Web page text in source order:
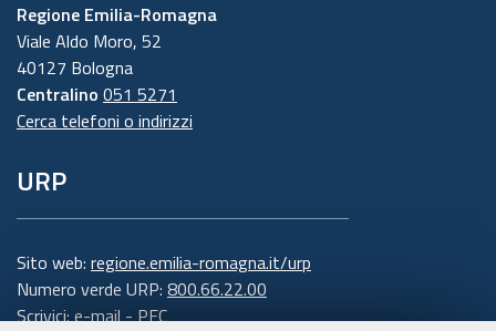
Regione Emilia-Romagna
Viale Aldo Moro, 52
40127 Bologna
Centralino 051 5271
Cerca telefoni o indirizzi
URP
Sito web: regione.emilia-romagna.it/urp
Numero verde URP: 800.66.22.00
Scrivici:e-mail-PEC